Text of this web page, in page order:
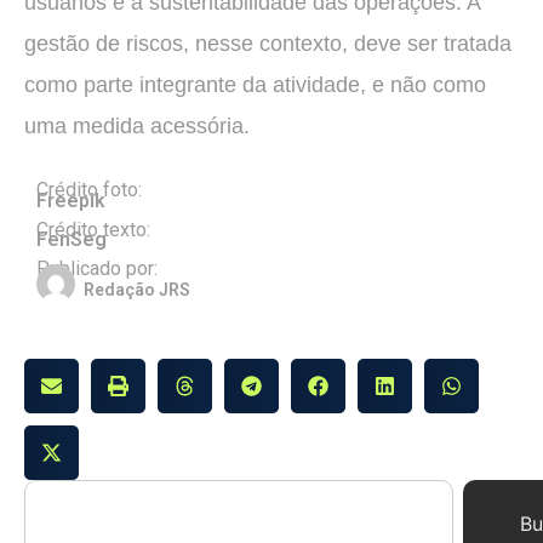
gestão de riscos, nesse contexto, deve ser tratada
como parte integrante da atividade, e não como
uma medida acessória.
Crédito foto:
Freepik
Crédito texto:
FenSeg
Publicado por:
Redação JRS